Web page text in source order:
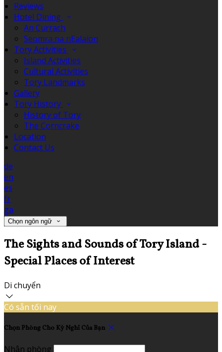
Reviews
Hotel Dining
An Currach
Seomra na nEalaíon
Tory Activities
Island Activities
Cultural Activities
Tory Landmarks
Gallery
Tory History
History of Tory
The Corncrake
Location
Contact Us
de
en
es
fr
ga
Chọn ngôn ngữ
The Sights and Sounds of Tory Island -
Special Places of Interest
Di chuyển
Có sẵn tối nay
Chọn Phòng Cho Kỳ Nghỉ Của Bạn
Nhận phòng